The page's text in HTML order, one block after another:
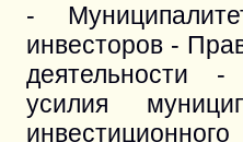
-
инвесторов -
деятельности -
усилия